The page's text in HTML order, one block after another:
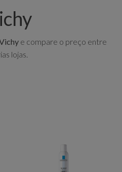
e compare o preço entre
lojas.